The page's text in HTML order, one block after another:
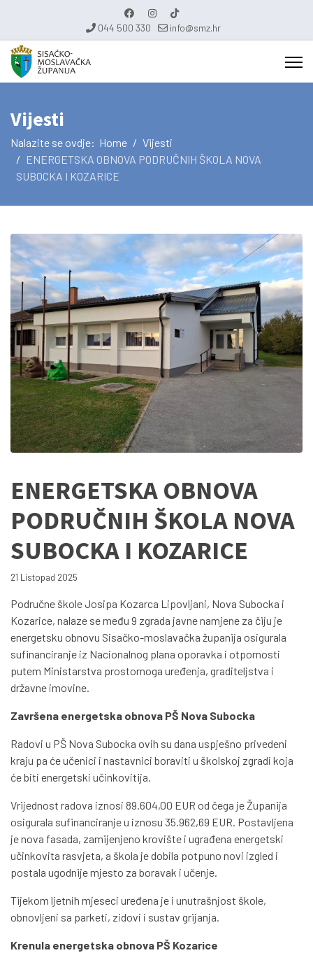
044 500 330 info@smz.hr
Vijesti
Nalazite se ovdje: Home
Vijesti
ENERGETSKA OBNOVA PODRUČNIH ŠKOLA NOVA
SUBOCKA I KOZARICE
ENERGETSKA OBNOVA
PODRUČNIH ŠKOLA NOVA
SUBOCKA I KOZARICE
21 Listopad 2025
Područne škole Josipa Kozarca Lipovljani, Nova Subocka i
Kozarice, nalaze se među 9 zgrada javne namjene za čiju je
energetsku obnovu Sisačko-moslavačka županija osigurala
sufinanciranje iz Nacionalnog plana oporavka i otpornosti
putem Ministarstva prostornoga uređenja, graditeljstva i
državne imovine.
Završena energetska obnova PŠ Nova Subocka
Radovi u PŠ Nova Subocka ovih su dana uspješno privedeni
kraju pa će učenici i nastavnici boraviti u školskoj zgradi koja
će biti energetski učinkovitija.
Vrijednost radova iznosi 89.604,00 EUR od čega je Županija
osigurala sufinanciranje u iznosu 35.962,69 EUR. Postavljena
je nova fasada, zamijenjeno krovište i ugrađena energetski
učinkovita rasvjeta, a škola je dobila potpuno novi izgled i
postala ugodnije mjesto za boravak i učenje.
Tijekom ljetnih mjeseci uređena je i unutrašnjost škole,
obnovljeni sa parketi, zidovi i sustav grijanja.
Krenula energetska obnova PŠ Kozarice